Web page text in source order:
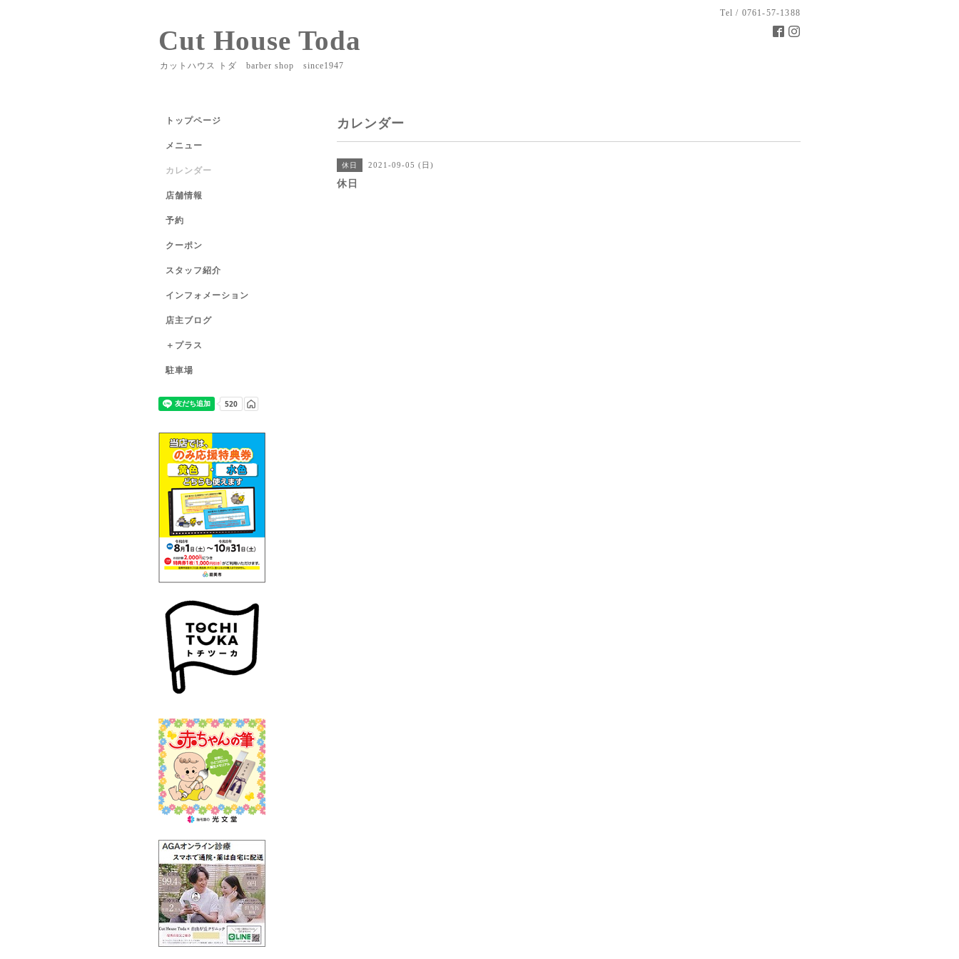
Tel / 0761-57-1388
Cut House Toda
カットハウス トダ barber shop since1947
カレンダー
休日 2021-09-05 (日)
休日
トップページ
メニュー
カレンダー
店舗情報
予約
クーポン
スタッフ紹介
インフォメーション
店主ブログ
＋プラス
駐車場